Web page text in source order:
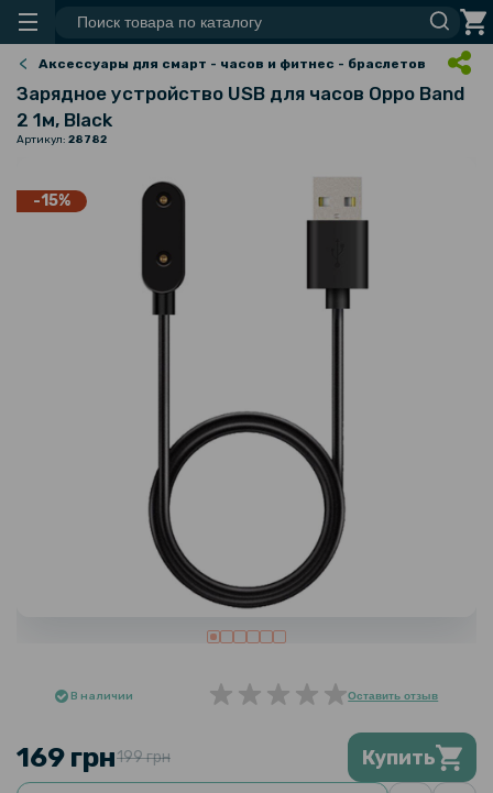
Аксессуары для смарт - часов и фитнес - браслетов
Зарядное устройство USB для часов Oppo Band
2 1м, Black
Артикул: 28782
-15%
В наличии Оставить отзыв
169 грн199 грн Купить